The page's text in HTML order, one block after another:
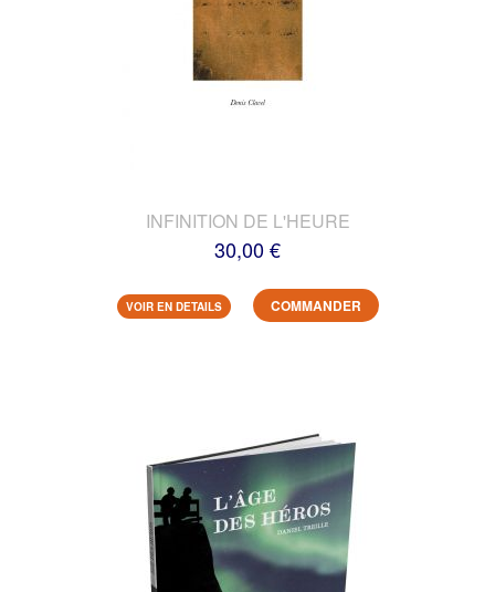
INFINITION DE L'HEURE
30,00 €
VOIR EN DETAILS COMMANDER